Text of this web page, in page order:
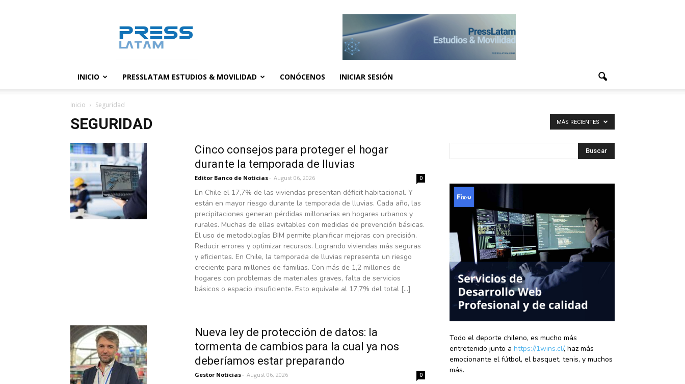
noticias
INICIO PRESSLATAM ESTUDIOS & MOVILIDAD CONÓCENOS INICIAR SESIÓN
Inicio Seguridad
SEGURIDAD MÁS RECIENTES
Cinco consejos para proteger el hogar
durante la temporada de lluvias
Editor Banco de Noticias - August 06, 2026 0
En Chile el 17,7% de las viviendas presentan déficit habitacional. Y
están en mayor riesgo durante la temporada de lluvias. Cada año, las
precipitaciones generan pérdidas millonarias en hogares urbanos y
rurales. Muchas de ellas evitables con medidas de prevención básicas.
El uso de metodologías BIM permite planificar mejoras con precisión.
Reducir errores y optimizar recursos. Logrando viviendas más seguras
y eficientes. En Chile, la temporada de lluvias representa un riesgo
creciente para millones de familias. Con más de 1,2 millones de
hogares con problemas de materiales graves, falta de servicios
básicos o espacio insuficiente. Esto equivale al 17,7% del total […]
Nueva ley de protección de datos: la
tormenta de cambios para la cual ya nos
deberíamos estar preparando
Gestor Noticias - August 06, 2026 0
Todo el deporte chileno, es mucho más
entretenido junto a https://1wins.cl/, haz más
emocionante el fútbol, el basquet, tenis, y muchos
más.